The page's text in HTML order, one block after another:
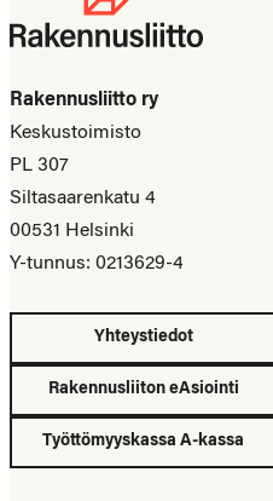
Rakennusliitto ry
Keskustoimisto
PL 307
Siltasaarenkatu 4
00531 Helsinki
Y-tunnus: 0213629-4
Yhteystiedot
Rakennusliiton eAsiointi
Työttömyyskassa A-kassa